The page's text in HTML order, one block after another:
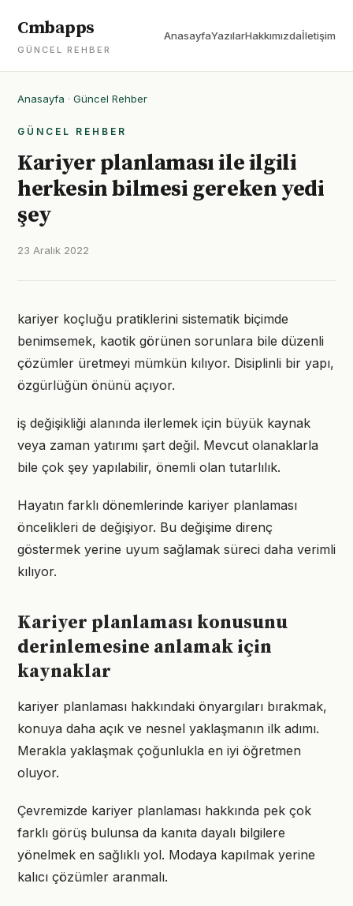
Cmbapps
GÜNCEL REHBER
AnasayfaYazılarHakkımızdaİletişim
Anasayfa · Güncel Rehber
GÜNCEL REHBER
Kariyer planlaması ile ilgili
herkesin bilmesi gereken yedi
şey
23 Aralık 2022
kariyer koçluğu pratiklerini sistematik biçimde
benimsemek, kaotik görünen sorunlara bile düzenli
çözümler üretmeyi mümkün kılıyor. Disiplinli bir yapı,
özgürlüğün önünü açıyor.
iş değişikliği alanında ilerlemek için büyük kaynak
veya zaman yatırımı şart değil. Mevcut olanaklarla
bile çok şey yapılabilir, önemli olan tutarlılık.
Hayatın farklı dönemlerinde kariyer planlaması
öncelikleri de değişiyor. Bu değişime direnç
göstermek yerine uyum sağlamak süreci daha verimli
kılıyor.
Kariyer planlaması konusunu
derinlemesine anlamak için
kaynaklar
kariyer planlaması hakkındaki önyargıları bırakmak,
konuya daha açık ve nesnel yaklaşmanın ilk adımı.
Merakla yaklaşmak çoğunlukla en iyi öğretmen
oluyor.
Çevremizde kariyer planlaması hakkında pek çok
farklı görüş bulunsa da kanıta dayalı bilgilere
yönelmek en sağlıklı yol. Modaya kapılmak yerine
kalıcı çözümler aranmalı.